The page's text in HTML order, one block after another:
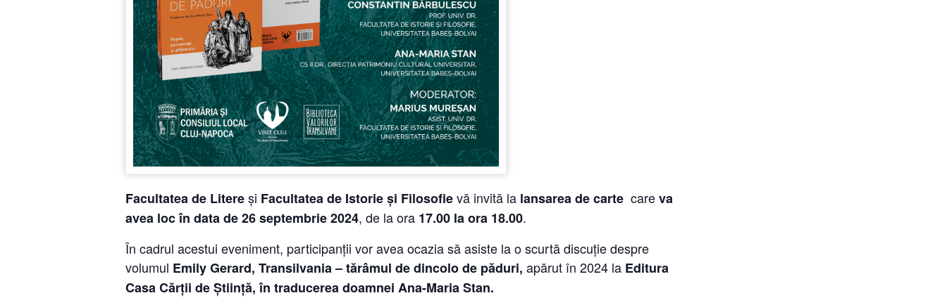
Facultatea de Litereși Facultatea de Istorie și Filosofievă invită la lansarea de carte careva
avea loc în data de26 septembrie 2024, de la ora 17.00 la ora 18.00.
În cadrul acestui eveniment, participanții vor avea ocazia să asiste la o scurtă discuție despre
volumul Emily Gerard, Transilvania – tărâmul de dincolo de păduri, apărut în 2024 la Editura
Casa Cărții de Știință, în traducerea doamnei Ana-Maria Stan.